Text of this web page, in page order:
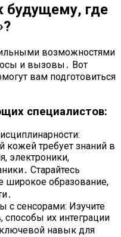
будущему, где
возможностями
и вызовы․ Вот
вам подготовиться
специалистов:
кожей требует знаний в
электроники,
Старайтесь
широкое образование,
с сенсорами: Изучите
их интеграции
навык для